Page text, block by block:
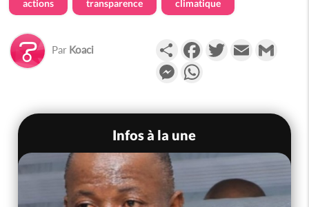
actions transparence climatique
Par Koaci PartagerFacebookTwitterEmail
Messenger
Infos à la une